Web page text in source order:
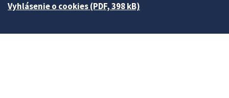
Vyhlásenie o cookies (PDF, 398 kB)